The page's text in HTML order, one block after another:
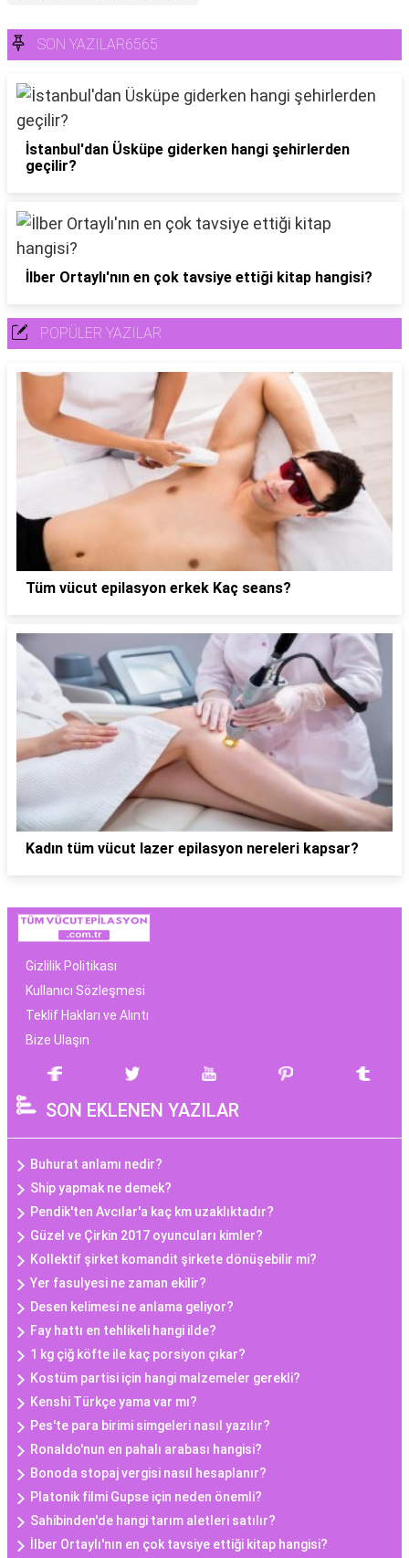
SON YAZILAR6565
İstanbul'dan Üsküpe giderken hangi şehirlerden
geçilir?
İlber Ortaylı'nın en çok tavsiye ettiği kitap hangisi?
POPÜLER YAZILAR
Tüm vücut epilasyon erkek Kaç seans?
Kadın tüm vücut lazer epilasyon nereleri kapsar?
Gizlilik Politikası
Kullanıcı Sözleşmesi
Teklif Hakları ve Alıntı
Bize Ulaşın
SON EKLENEN YAZILAR
Buhurat anlamı nedir?
Ship yapmak ne demek?
Pendik'ten Avcılar'a kaç km uzaklıktadır?
Güzel ve Çirkin 2017 oyuncuları kimler?
Kollektif şirket komandit şirkete dönüşebilir mi?
Yer fasulyesi ne zaman ekilir?
Desen kelimesi ne anlama geliyor?
Fay hattı en tehlikeli hangi ilde?
1 kg çiğ köfte ile kaç porsiyon çıkar?
Kostüm partisi için hangi malzemeler gerekli?
Kenshi Türkçe yama var mı?
Pes'te para birimi simgeleri nasıl yazılır?
Ronaldo'nun en pahalı arabası hangisi?
Bonoda stopaj vergisi nasıl hesaplanır?
Platonik filmi Gupse için neden önemli?
Sahibinden'de hangi tarım aletleri satılır?
İlber Ortaylı'nın en çok tavsiye ettiği kitap hangisi?